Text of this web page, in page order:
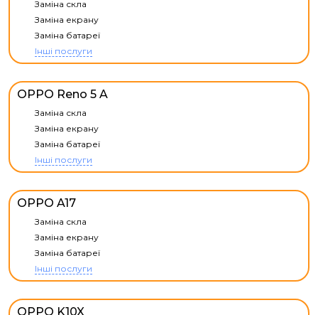
Заміна скла
Заміна екрану
Заміна батареї
Інші послуги
OPPO Reno 5 A
Заміна скла
Заміна екрану
Заміна батареї
Інші послуги
OPPO A17
Заміна скла
Заміна екрану
Заміна батареї
Інші послуги
OPPO K10X